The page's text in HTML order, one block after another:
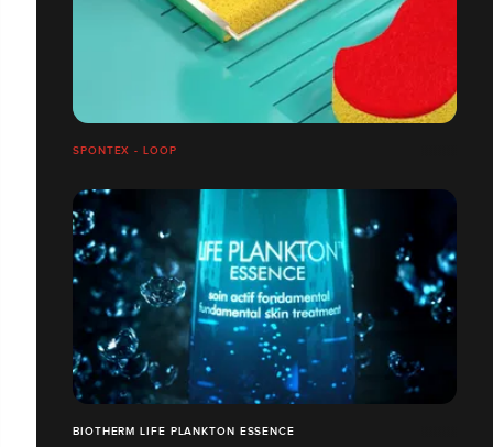
SPONTEX - LOOP
BIOTHERM LIFE PLANKTON ESSENCE